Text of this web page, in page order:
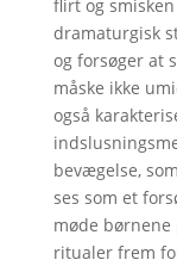
flirt og
dramaturgisk
og forsøger at
måske ikke
også
bevægelse,
ses som et
møde børnene
ritualer frem